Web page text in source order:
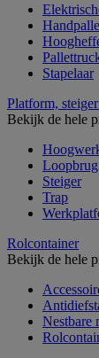
Stapelaar
Platform,
Bekijk de hele
Loopbrug
Steiger
Trap
Rolcontainer
Bekijk de hele
Nestbare